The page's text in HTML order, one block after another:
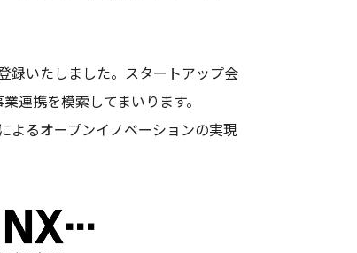
録いたしました。スタートアップ会
連携を模索してまいります。
よるオープンイノベーションの実現